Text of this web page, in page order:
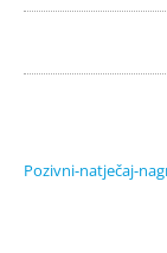
Pozivni-natječaj-